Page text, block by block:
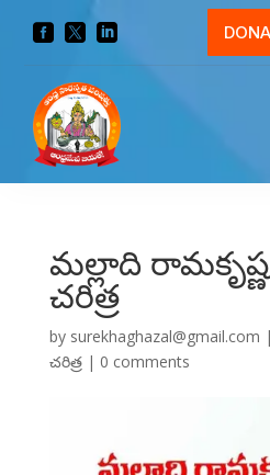
  
మల్లాది రామకృష్ణ
చరిత్ర
by surekhaghazal@gmail.com |
చరిత్ర| 0 comments